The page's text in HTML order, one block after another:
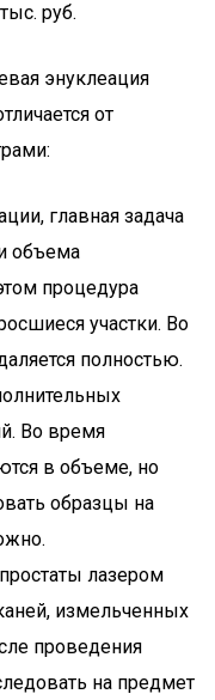
руб.
энуклеация
от
главная задача
объема
процедура
участки. Во
полностью.
Во время
в объеме, но
образцы на
лазером
измельченных
проведения
на предмет